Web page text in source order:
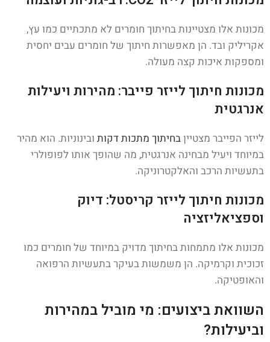
מכונות אלו מצטיינות בחיתוך חומרים לא מתכתיים כמו עץ,
אקריליק ובד. הן מאפשרות חיתוך של חומרים עבים יחסית
ומספקות איכות קצה מעולה.
מכונות חיתוך לייזר פייבר: מהירות ויעילות
אנרגטית
לייזר הפייבר מצטייןבחיתוך מתכות דקות ובינוניות. הוא מהיר
במיוחד ויעיל מבחינה אנרגטית, מה שהופך אותו לפופולרי
בתעשיות הרכב והאלקטרוניקה.
מכונות חיתוך לייזר קריסטל: דיוק
וספציאליזציה
מכונות אלו מתמחות בחיתוך מדויק במיוחד של חומרים כמו
זכוכית וקרמיקה. הן משמשות בעיקר בתעשיות הרפואה
והאופטיקה.
השוואת ביצועים: מי מוביל במהירות
וביעילות?